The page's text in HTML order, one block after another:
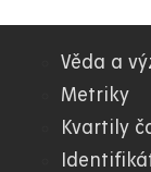
09.
Věda a
Metriky
Kvartily